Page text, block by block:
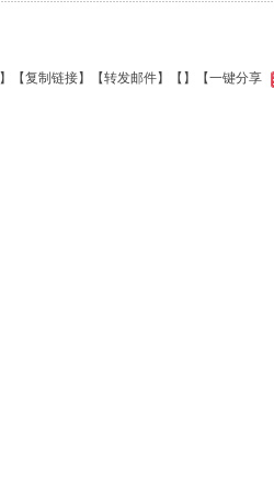
】【复制链接】【转发邮件】【 】 【一键分享